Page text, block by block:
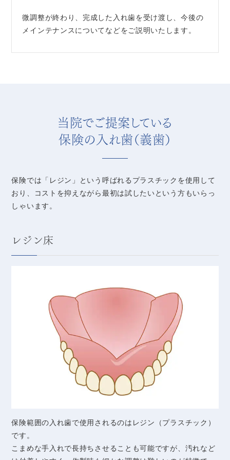
微調整が終わり、完成した入れ歯を受け渡し、今後の
メインテナンスについてなどをご説明いたします。
当院でご提案している
保険の入れ歯（義歯）
保険では「レジン」という呼ばれるプラスチックを使用して
おり、コストを抑えながら最初は試したいという方もいらっ
しゃいます。
レジン床
保険範囲の入れ歯で使用されるのはレジン（プラスチック）
です。
こまめな手入れで長持ちさせることも可能ですが、汚れなど